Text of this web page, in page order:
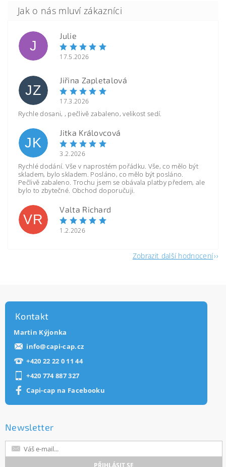
J
Julie
17.5.2026
JZ
Jiřina Zapletalová
17.3.2026
Rychle dosani, , pečlivě zabaleno, velikost sedí.
JK
Jitka Královcová
3.2.2026
Rychlé dodání. Vše v naprostém pořádku. Vše, co mělo být
skladem, bylo skladem. Posláno, co mělo být posláno.
Pečlivě zabaleno. Trochu jsem se obávala platby předem, ale
bylo to zbytečné. Obchod doporučuji.
VR
Valta Richard
1.2.2026
Zobrazit další hodnocení
Kontakt
Martin Kýjonka
info@capi-cap.cz
+420 22 22 0 11 44
+420 774 887 327
Capi-cap na Facebooku
Newsletter